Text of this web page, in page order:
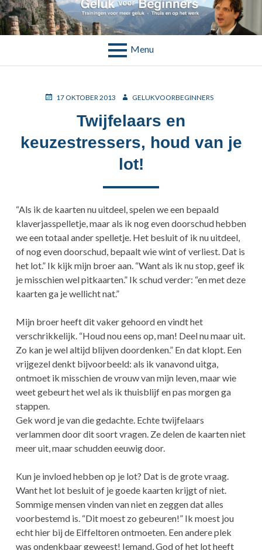
Skip
to
content
TAG:LOT
Menu
POSTED17 OKTOBER 2013 AUTHOR
GELUKVOORBEGINNERS
Twijfelaars en
keuzestressers, houd van je
lot!
“Als ik de kaarten nu uitdeel, spelen we een bepaald
klaverjasspelletje, maar als ik nog even doorschud hebben
we een totaal ander spelletje. Het besluit of ik nu uitdeel,
of nog even doorschud, bepaalt wie wint of verliest. Dat is
het lot.” Ik kijk mijn broer aan. “Want als ik nu stop, geef ik
je misschien wel pitkaarten.” Ik schud verder: “en met deze
kaarten ga je wellicht nat.”
Mijn broer heeft dit vaker gehoord en vindt het
verschrikkelijk. “Houd nou eens op, man! Deel nu maar uit.
Zo kan je wel altijd blijven doordenken.” En dat klopt. Een
vrijgezel denkt bijvoorbeeld: als ik vanavond uitga,
ontmoet ik misschien de vrouw van mijn leven, maar wie
weet gebeurt het wel als ik thuisblijf en pas morgen ga
stappen.
Gek word je van die gedachte. Echte twijfelaars
verlammen door dit soort vragen. Ze delen de kaarten niet
meer uit, maar schudden eeuwig door.
Kun je invloed hebben op je lot? Dat is de grote vraag.
Want het lot besluit of je goede kaarten krijgt of niet.
Sommige mensen vinden van niet en zeggen dat alles
voorbestemd is. “Dit moest zo gebeuren!” Ik moest jou
echt hier bij de Eiffeltoren ontmoeten. Een andere plek
was ondenkbaar geweest! Iemand, God of het lot heeft